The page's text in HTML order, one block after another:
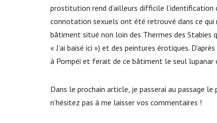
prostitution rend d’ailleurs difficile
connotation sexuels ont été retrouvé dans ce qui
bâtiment situé non loin des Thermes des Stabies
« J’ai baisé ici ») et des peintures érotiques.
à Pompéi et ferait de ce bâtiment le seul
Dans le prochain article, je passerai au passage
n’hésitez pas à me laisser vos commentaires !